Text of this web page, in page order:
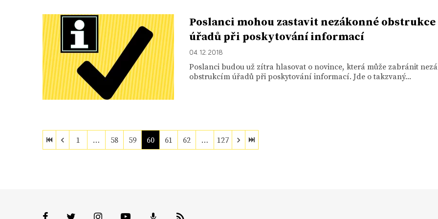
Poslanci mohou zastavit nezákonné obstrukce
úřadů při poskytování informací
04. 12. 2018
Poslanci budou už zítra hlasovat o novince, která může zabránit
obstrukcím úřadů při poskytování informací. Jde o takzvaný...
1 … 58 59 60 61 62 … 127